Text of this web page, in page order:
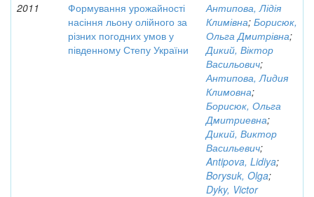
2011
Формування урожайності
насіння льону олійного за
різних погодних умов у
південному Степу України
Антипова, Лідія
Климівна; Борисюк,
Ольга Дмитрівна;
Дикий, Віктор
Васильович;
Антипова, Лидия
Климовна;
Борисюк, Ольга
Дмитриевна;
Дикий, Виктор
Васильевич;
Antipova, Lidiya;
Borysuk, Olga;
Dyky, Victor